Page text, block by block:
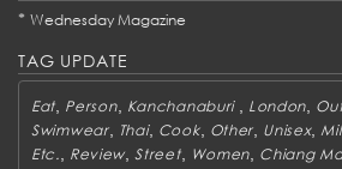
* Wednesday Magazine
TAG UPDATE
Eat, Person, Kanchanaburi , London,
Swimwear, Thai, Cook, Other, Unisex,
Etc., Review,Street, Women, Chiang